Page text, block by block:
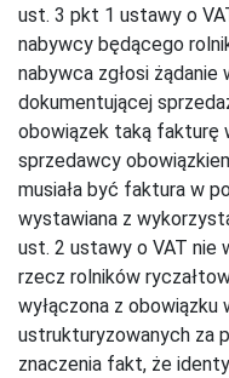
ust. 3 pkt 1 ustawy o
nabywcy będącego
nabywca zgłosi
dokumentującej
obowiązek taką fakturę
sprzedawcy
musiała być faktura w
wystawiana z
ust. 2 ustawy o VAT nie
rzecz rolników
wyłączona z
ustrukturyzowanych za
znaczenia fakt, że